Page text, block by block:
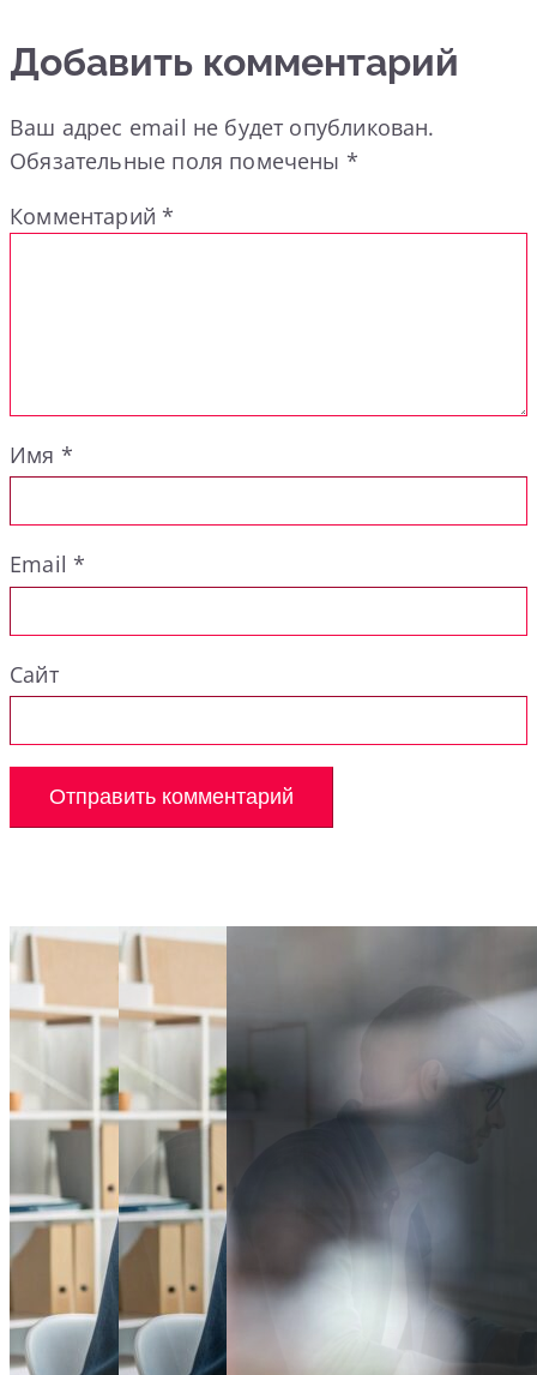
Добавить комментарий
Ваш адрес email не будет опубликован.
Обязательные поля помечены *
Комментарий*
Имя *
Email*
Сайт